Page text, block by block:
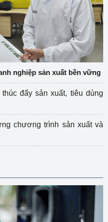
nghiệp sản xuất bền vững
đẩy sản xuất, tiêu dùng
chương trình sản xuất và